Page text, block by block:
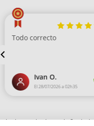
aprobado por la